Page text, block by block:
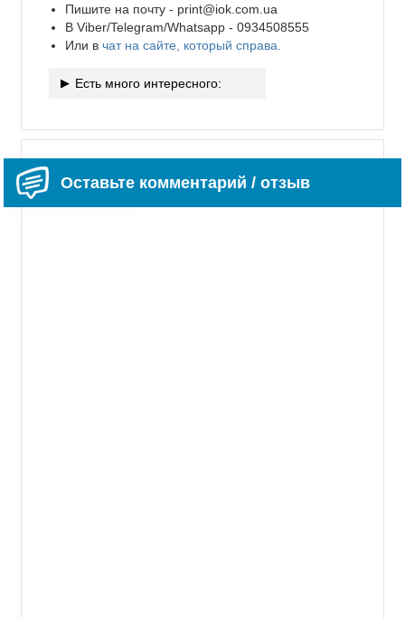
Пишите на почту - print@iok.com.ua
В Viber/Telegram/Whatsapp - 0934508555
Или в чат на сайте, который справа.
Есть много интересного:
Оставьте комментарий / отзыв